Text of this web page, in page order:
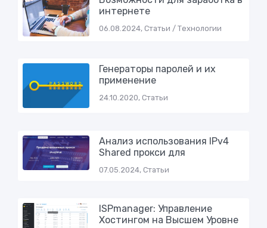
интернете
06.08.2024, Статьи / Технологии
Генераторы паролей и их
применение
24.10.2020, Статьи
Анализ использования IPv4
Shared прокси для
07.05.2024, Статьи
ISPmanager: Управление
Хостингом на Высшем Уровне